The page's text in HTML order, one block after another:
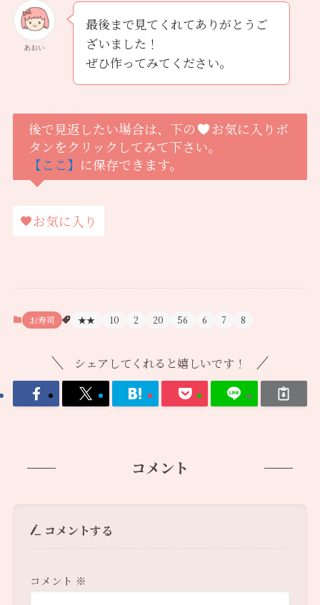
あおい
最後まで見てくれてありがとうご
ざいました！
ぜひ作ってみてください。
後で見返したい場合は、下の
お気に入りボ
タンをクリックしてみて下さい。
【ここ】 に保存できます。
お気に入り
お寿司 ★★ 10 2 20 56 6 7 8
シェアしてくれると嬉しいです！
コメント
コメントする
コメント ※